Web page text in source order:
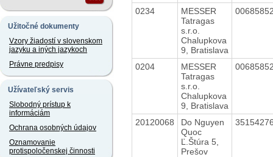
Užitočné dokumenty
Vzory žiadostí v slovenskom
jazyku a iných jazykoch
Právne predpisy
Užívateľský servis
Slobodný prístup k
informáciám
Ochrana osobných údajov
Oznamovanie
protispoločenskej činnosti
0234
MESSER
Tatragas
s.r.o.
Chalupkova
9, Bratislava
0204
MESSER
Tatragas
s.r.o.
Chalupkova
9, Bratislava
20120068
Do Nguyen
Quoc
Ľ.Štúra 5,
Prešov